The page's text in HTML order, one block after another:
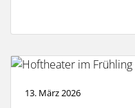
13. März 2026